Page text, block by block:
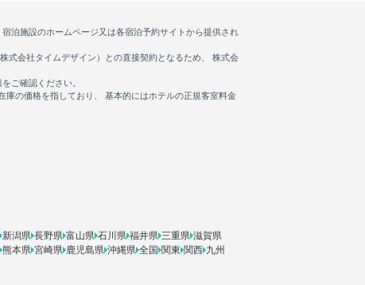
新潟県 長野県 富山県 石川県 福井県 三重県 滋賀県
熊本県 宮崎県 鹿児島県 沖縄県 全国 関東 関西 九州